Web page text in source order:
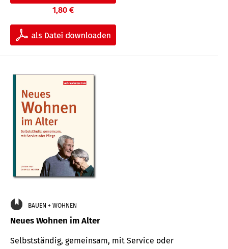
1,80 €
BAUEN + WOHNEN
Neues Wohnen im Alter
Selbstständig, gemeinsam, mit Service oder